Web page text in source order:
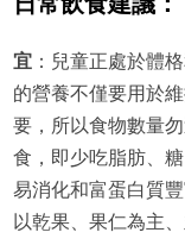
宜：兒童正處於體
的營養不僅要用於
要，所以食物數量
食，即少吃脂肪、
易消化和富蛋白質
以乾果、果仁為主